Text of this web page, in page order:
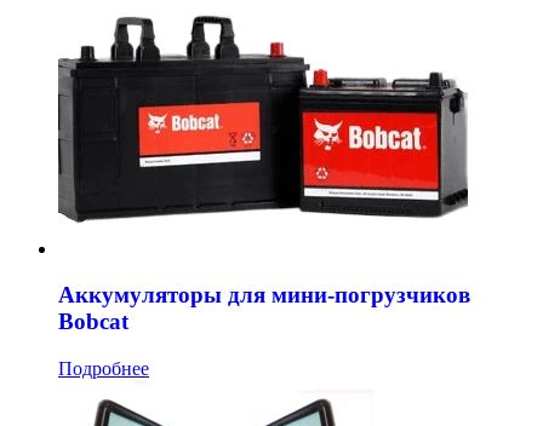
Аккумуляторы для мини-погрузчиков
Bobcat
Подробнее